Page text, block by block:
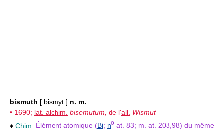
bismuth [ bismyt ] n. m.
• 1690; lat. alchim. bisemutum, de l'all. Wismut
♦ Chim. Élément atomique (Bi; no at. 83; m. at. 208,98) du même